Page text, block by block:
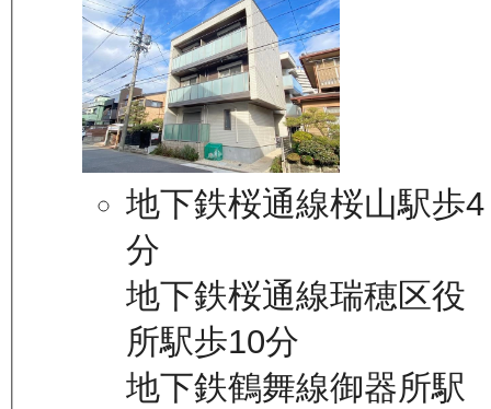
地下鉄桜通線桜山駅歩4
分
地下鉄桜通線瑞穂区役
所駅歩10分
地下鉄鶴舞線御器所駅